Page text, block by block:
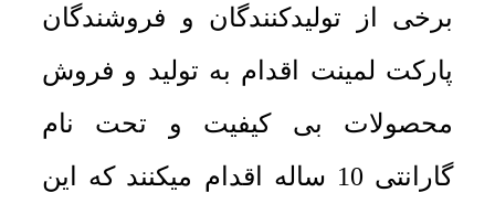
برخی از تولیدکنندگان و فروشندگان
پارکت لمینت اقدام به تولید و فروش
محصولات بی کیفیت و تحت نام
گارانتی 10 ساله اقدام میکنند که این